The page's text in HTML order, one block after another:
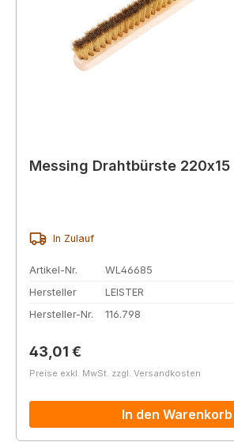
Messing Drahtbürste 220x15
In Zulauf
Artikel-Nr.
WL46685
Hersteller
LEISTER
Hersteller-Nr.
116.798
Regulärer Preis:
43,01 €
Preise exkl. MwSt. zzgl. Versandkosten
In den Warenkorb